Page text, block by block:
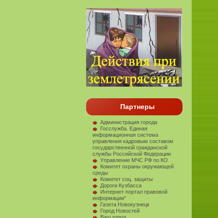
Партнеры
Администрация города
Госслужба. Единая
информационная система
управления кадровым составом
государственной гражданской
службы Российской Федерации
Управление МЧС РФ по КО
Комитет охраны окружающей
среды
Комитет соц. защиты
Дороги Кузбасса
Интернет-портал правовой
информации"
Газета Новокузнецк
Город Новостей